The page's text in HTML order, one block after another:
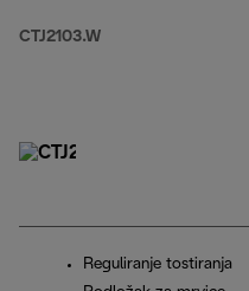
CTJ2103.W
Reguliranje tostiranja